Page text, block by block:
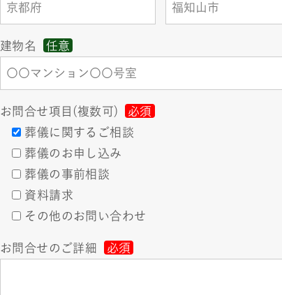
建物名 任意
お問合せ項目(複数可)
必須
葬儀に関するご相談
葬儀のお申し込み
葬儀の事前相談
資料請求
その他のお問い合わせ
お問合せのご詳細 必須